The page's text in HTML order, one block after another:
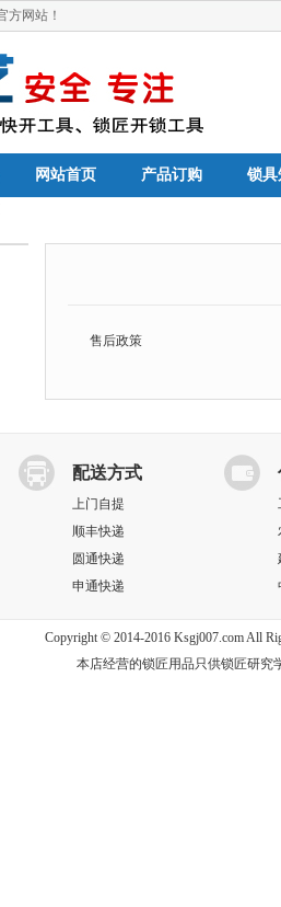
方网站！
网站首页 产品订购 锁
售后政策
配送方式
上门自提
顺丰快递
圆通快递
申通快递
Copyright © 2014-2016 Ksgj007.com All
本店经营的锁匠用品只供锁匠研究